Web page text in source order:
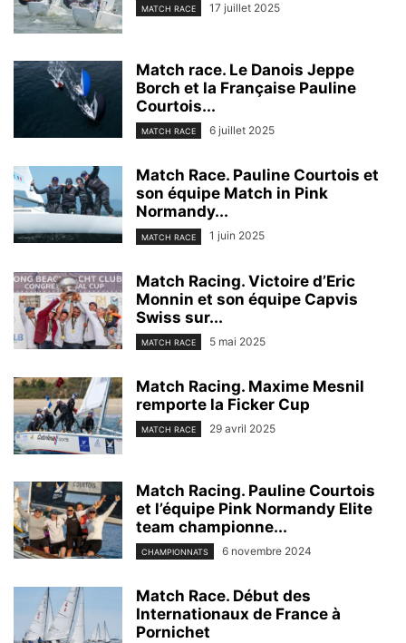
MATCH RACE 17 juillet 2025
Match race. Le Danois Jeppe
Borch et la Française Pauline
Courtois...
MATCH RACE 6 juillet 2025
Match Race. Pauline Courtois et
son équipe Match in Pink
Normandy...
MATCH RACE 1 juin 2025
Match Racing. Victoire d’Eric
Monnin et son équipe Capvis
Swiss sur...
MATCH RACE 5 mai 2025
Match Racing. Maxime Mesnil
remporte la Ficker Cup
MATCH RACE 29 avril 2025
Match Racing. Pauline Courtois
et l’équipe Pink Normandy Elite
team championne...
CHAMPIONNATS 6 novembre 2024
Match Race. Début des
Internationaux de France à
Pornichet